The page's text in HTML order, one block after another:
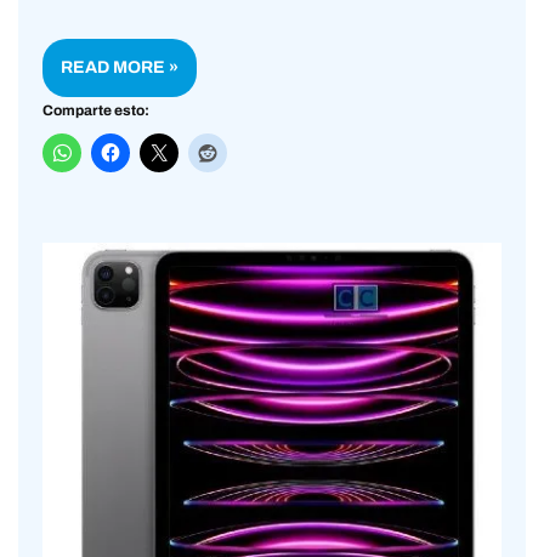
READ MORE »
Comparte esto: